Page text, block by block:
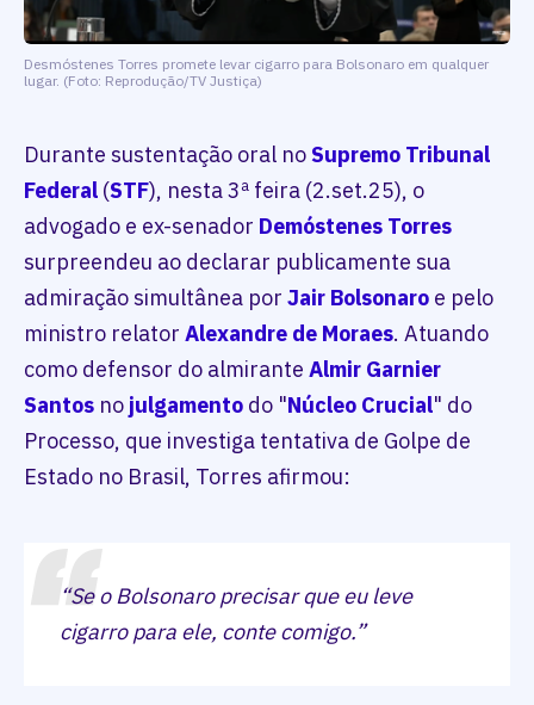
Desmóstenes Torres promete levar cigarro para Bolsonaro em qualquer
lugar. (Foto: Reprodução/TV Justiça)
Durante sustentação oral noSupremo Tribunal
Federal (STF), nesta 3ª feira (2.set.25), o
advogado e ex-senador Demóstenes Torres
surpreendeu ao declarar publicamente sua
admiração simultânea por Jair Bolsonaro e pelo
ministro relator Alexandre de Moraes. Atuando
como defensor do almirante Almir Garnier
Santos no julgamento do "Núcleo Crucial" do
Processo, que investiga tentativa de Golpe de
Estado no Brasil, Torres afirmou:
“Se o Bolsonaro precisar que eu leve
cigarro para ele, conte comigo.”